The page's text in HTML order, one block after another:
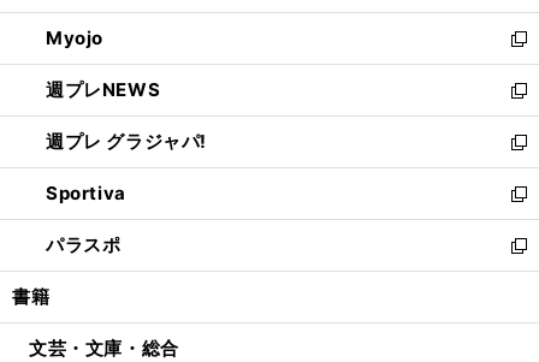
開
く
ウ
で
開
く
ン
ド
ウ
で
開
く
ウ
ィ
ン
ド
ウ
で
開
く
Myojo
新
し
い
ウ
ィ
ン
ド
ウ
で
開
週プレNEWS
新
し
い
ウ
ィ
ン
ド
ウ
開
週プレ グラジャパ!
新
し
い
ウ
ィ
ン
ウ
Sportiva
新
し
い
ウ
ン
パラスポ
新
し
ウ
書籍
文芸・文庫・総合